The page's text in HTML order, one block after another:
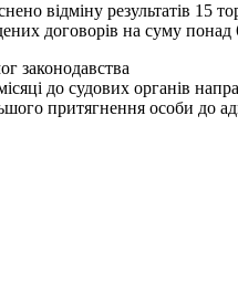
відміну результатів 15
договорів на суму
законодавства
до судових органів
притягнення особи до